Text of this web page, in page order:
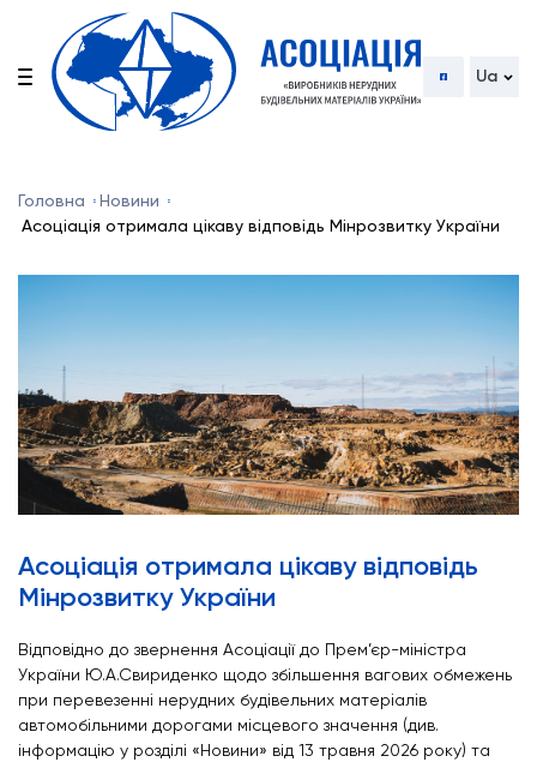
Ua
Головна
Новини
Асоціація отримала цікаву відповідь Мінрозвитку України
Асоціація отримала цікаву відповідь
Мінрозвитку України
Відповідно до звернення Асоціації до Прем’єр-міністра
України Ю.А.Свириденко щодо збільшення вагових обмежень
при перевезенні нерудних будівельних матеріалів
автомобільними дорогами місцевого значення (див.
інформацію у розділі «Новини» від 13 травня 2026 року) та